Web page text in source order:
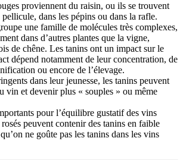
proviennent du raisin, ou ils se trouvent
dans les pépins ou dans la rafle.
une famille de molécules très complexes,
dans d’autres plantes que la vigne,
de chêne. Les tanins ont un impact sur le
dépend notamment de leur concentration, de
ou encore de l’élevage.
dans leur jeunesse, les tanins peuvent
vin et devenir plus « souples » ou même
pour l’équilibre gustatif des vins
peuvent contenir des tanins en faible
ne goûte pas les tanins dans les vins